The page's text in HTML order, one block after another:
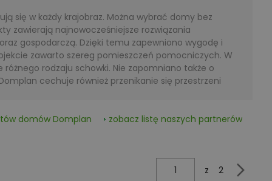
się w każdy krajobraz. Można wybrać domy bez
zawierają najnowocześniejsze rozwiązania
gospodarczą. Dzięki temu zapewniono wygodę i
zawarto szereg pomieszczeń pomocniczych. W
różnego rodzaju schowki. Nie zapomniano także o
cechuje również przenikanie się przestrzeni
domówDomplan zobacz listę naszych partnerów
z 2